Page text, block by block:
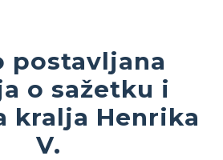
postavljana
o sažetku i
kralja Henrika
V.